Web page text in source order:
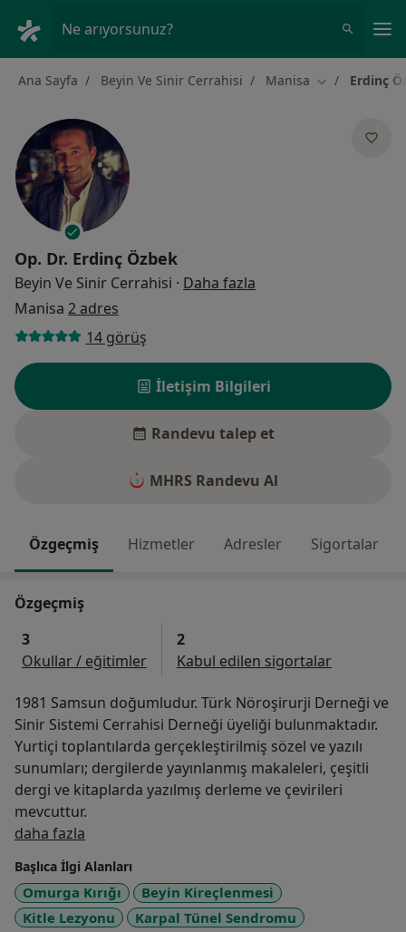
Ne arıyorsunuz?
Ana Sayfa Beyin Ve Sinir Cerrahisi Manisa Şehir değiştir
Erdinç
Op. Dr. Erdinç Özbek
Beyin Ve Sinir Cerrahisi · Daha fazla
Manisa 2 adres
14 görüş
İletişim Bilgileri
Randevu talep et
MHRS Randevu Al
Özgeçmiş Hizmetler Adresler Sigortalar
Özgeçmiş
3
Okullar / eğitimler
2
Kabul edilen sigortalar
1981 Samsun doğumludur. Türk Nöroşirurji Derneği ve
Sinir Sistemi Cerrahisi Derneği üyeliği bulunmaktadır.
Yurtiçi toplantılarda gerçekleştirilmiş sözel ve yazılı
sunumları; dergilerde yayınlanmış makaleleri, çeşitli
dergi ve kitaplarda yazılmış derleme ve çevirileri
mevcuttur.
daha fazla
Başlıca İlgi Alanları
Omurga Kırığı
Beyin Kireçlenmesi
Kitle Lezyonu
Karpal Tünel Sendromu